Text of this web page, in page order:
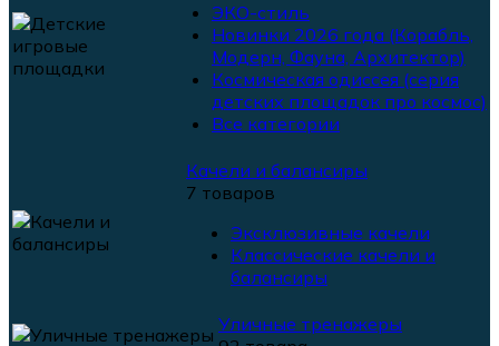
ЭКО-стиль
Новинки 2026 года (Корабль,
Модерн, Фауна, Архитектор)
Космическая одиссея (серия
детских площадок про космос)
Все категории
Качели и балансиры
7 товаров
Эксклюзивные качели
Классические качели и
балансиры
Уличные тренажеры